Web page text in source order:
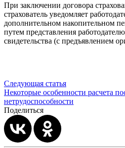
При заключении договора
страхователь уведомляет
дополнительном накопительном
путем представления
свидетельства (с предъявлением
Следующая статья
Некоторые особенности расчета
нетрудоспособности
Поделиться